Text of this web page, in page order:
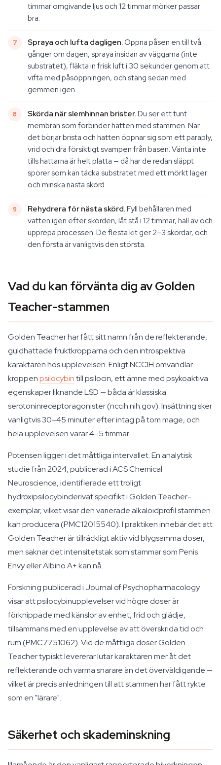
timmar omgivande ljus och 12 timmar mörker passar
bra.
Spraya och lufta dagligen.Öppna påsen en till två
gånger om dagen, spraya insidan av väggarna (inte
substratet), fläkta in frisk luft i 30 sekunder genom att
vifta med påsöppningen, och stäng sedan med
gemmen igen.
Skörda när slemhinnan brister.Du ser ett tunt
membran som förbinder hatten med stammen. När
det börjar brista och hatten öppnar sig som ett paraply,
vrid och dra försiktigt svampen från basen. Vänta inte
tills hattarna är helt platta — då har de redan släppt
sporer som kan täcka substratet med ett mörkt lager
och minska nästa skörd.
Rehydrera för nästa skörd.Fyll behållaren med
vatten igen efter skörden, låt stå i 12 timmar, häll av och
upprepa processen. De flesta kit ger 2–3 skördar, och
den första är vanligtvis den största.
Vad du kan förvänta dig av Golden
Teacher-stammen
Golden Teacher har fått sitt namn från de reflekterande,
guldhattade fruktkropparna och den introspektiva
karaktären hos upplevelsen. Enligt NCCIH omvandlar
kroppenpsilocybintill psilocin, ett ämne med psykoaktiva
egenskaper liknande LSD — båda är klassiska
serotoninreceptoragonister (nccih.nih.gov). Insättning sker
vanligtvis 30–45 minuter efter intag på tom mage, och
hela upplevelsen varar 4–5 timmar.
Potensen ligger i det måttliga intervallet. En analytisk
studie från 2024, publicerad i ACS Chemical
Neuroscience, identifierade ett troligt
hydroxipsilocybinderivat specifikt i Golden Teacher-
exemplar, vilket visar den varierade alkaloidprofil stammen
kan producera (PMC12015540). I praktiken innebär det att
Golden Teacher är tillräckligt aktiv vid blygsamma doser,
men saknar det intensitetstak som stammar som Penis
Envy eller Albino A+ kan nå.
Forskning publicerad i Journal of Psychopharmacology
visar att psilocybinupplevelser vid högre doser är
förknippade med känslor av enhet, frid och glädje,
tillsammans med en upplevelse av att överskrida tid och
rum (PMC7751062). Vid de måttliga doser Golden
Teacher typiskt levererar lutar karaktären mer åt det
reflekterande och varma snarare än det överväldigande —
vilket är precis anledningen till att stammen har fått rykte
som en "lärare".
Säkerhet och skademinskning